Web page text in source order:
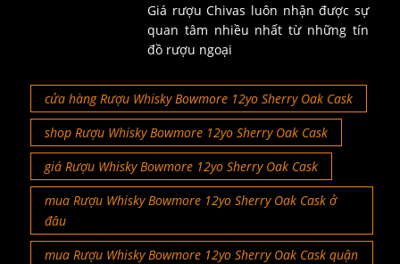
Giá rượu Chivas luôn nhận được sự
quan tâm nhiều nhất từ những tín
đồ rượu ngoại
cửa hàng Rượu Whisky Bowmore 12yo Sherry Oak Cask
shop Rượu Whisky Bowmore 12yo Sherry Oak Cask
giá Rượu Whisky Bowmore 12yo Sherry Oak Cask
mua Rượu Whisky Bowmore 12yo Sherry Oak Cask ở
đâu
mua Rượu Whisky Bowmore 12yo Sherry Oak Cask quận